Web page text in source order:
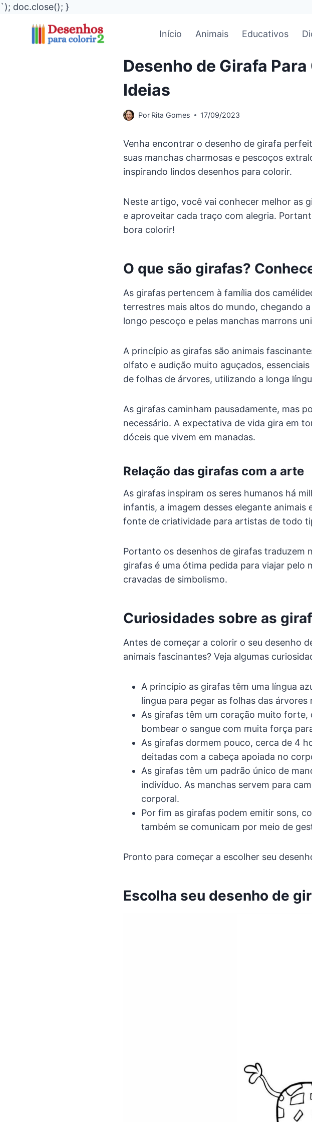
`); doc.close(); }
Início Animais Educativos
Desenho de Girafa
Ideias
Por Rita Gomes 17/09/2023
Venha encontrar o desenho de girafa
suas manchas charmosas e pescoços
inspirando lindos desenhos para colorir.
Neste artigo, você vai conhecer melhor as
e aproveitar cada traço com alegria.
bora colorir!
O que são girafas?
As girafas pertencem à família dos
terrestres mais altos do mundo, chegando
longo pescoço e pelas manchas marrons
A princípio as girafas são animais
olfato e audição muito aguçados,
de folhas de árvores, utilizando a longa
As girafas caminham pausadamente, mas
necessário. A expectativa de vida gira em
dóceis que vivem em manadas.
Relação das girafas com a arte
As girafas inspiram os seres humanos há
infantis, a imagem desses elegante
fonte de criatividade para artistas de todo
Portanto os desenhos de girafas traduzem
girafas é uma ótima pedida para viajar pelo
cravadas de simbolismo.
Curiosidades sobre as
Antes de começar a colorir o seu desenho
animais fascinantes? Veja algumas
A princípio as girafas têm uma língua
língua para pegar as folhas das árvores
As girafas têm um coração muito forte,
bombear o sangue com muita força
As girafas dormem pouco, cerca de 4
deitadas com a cabeça apoiada no
As girafas têm um padrão único de
indivíduo. As manchas servem para
corporal.
Por fim as girafas podem emitir sons,
também se comunicam por meio de
Pronto para começar a escolher seu
Escolha seu desenho de